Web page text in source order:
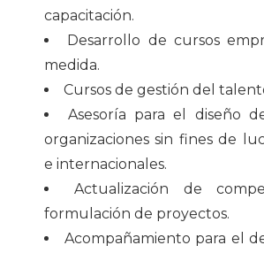
capacitación.
Desarrollo de cursos
medida.
Cursos de gestión del
Asesoría para el diseño
organizaciones sin fines de
e internacionales.
Actualización de
formulación de proyectos.
Acompañamiento para el